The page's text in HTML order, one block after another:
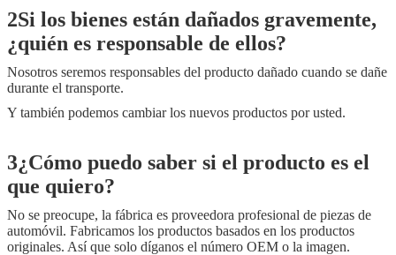
2Si los bienes están dañados gravemente,
¿quién es responsable de ellos?
Nosotros seremos responsables del producto dañado cuando se dañe
durante el transporte.
Y también podemos cambiar los nuevos productos por usted.
3¿Cómo puedo saber si el producto es el
que quiero?
No se preocupe, la fábrica es proveedora profesional de piezas de
automóvil. Fabricamos los productos basados en los productos
originales. Así que solo díganos el número OEM o la imagen.